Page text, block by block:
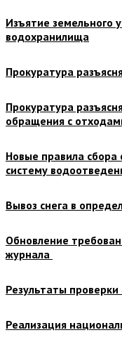
Изъятие земельного
водохранилища
Прокуратура
Прокуратура
обращения с
Новые правила
систему
Вывоз снега в
Обновление
журнала
Результаты
Реализация